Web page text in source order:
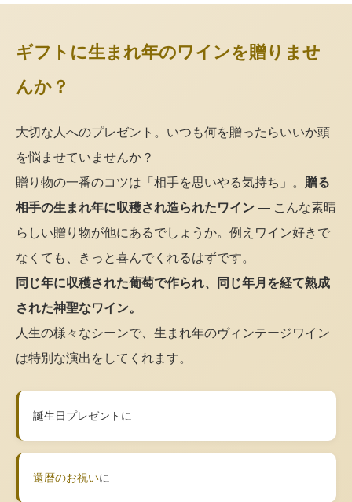
ギフトに生まれ年のワインを贈りませ
んか？
大切な人へのプレゼント。いつも何を贈ったらいいか頭
を悩ませていませんか？
贈り物の一番のコツは「相手を思いやる気持ち」。 贈る
相手の生まれ年に収穫され造られたワイン — こんな素晴
らしい贈り物が他にあるでしょうか。例えワイン好きで
なくても、きっと喜んでくれるはずです。
同じ年に収穫された葡萄で作られ、同じ年月を経て熟成
された神聖なワイン。
人生の様々なシーンで、生まれ年のヴィンテージワイン
は特別な演出をしてくれます。
誕生日プレゼントに
還暦のお祝いに